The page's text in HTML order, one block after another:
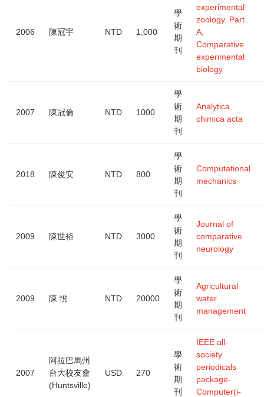
2006 陳冠宇 NTD 1,000
學
術
期
刊
experimental
zoology. Part
A,
Comparative
experimental
biology
2007 陳冠倫 NTD 1000
學
術
期
刊
Analytica
chimica acta
2018 陳俊安 NTD 800
學
術
期
刊
Computational
mechanics
2009 陳世裕 NTD 3000
學
術
期
刊
Journal of
comparative
neurology
2009 陳 悅 NTD 20000
學
術
期
刊
Agricultural
water
management
2007
阿拉巴馬州
台大校友會
(Huntsville)
USD 270
學
術
期
刊
IEEE all-
society
periodicals
package-
Computer(i-